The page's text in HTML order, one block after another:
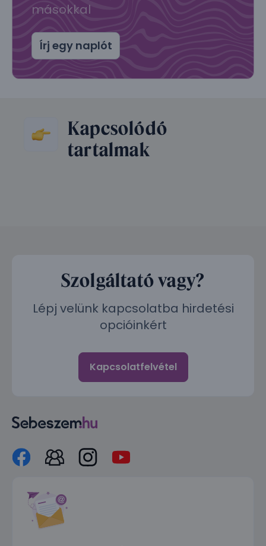
másokkal
Írj egy naplót
Kapcsolódó
tartalmak
Szolgáltató vagy?
Lépj velünk kapcsolatba hirdetési
opcióinkért
Kapcsolatfelvétel